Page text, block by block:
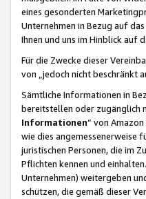
eines gesonderten
Unternehmen in Bezug auf
Ihnen und uns im Hinblick auf
Für die Zwecke dieser
von „jedoch nicht beschränkt
Sämtliche Informationen in
bereitstellen oder zugänglich
Informationen“ von
wie dies angemessenerweise
juristischen Personen, die im
Pflichten kennen und
Unternehmen) weitergeben
schützen, die gemäß dieser